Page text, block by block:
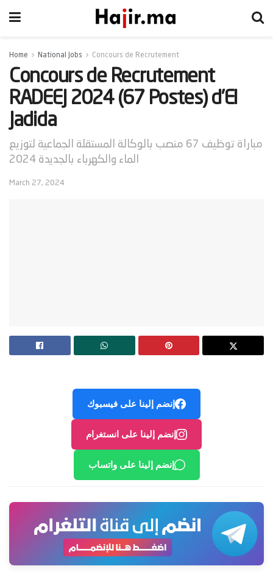
Home National Jobs Concours de Recrutement
Concours de Recrutement
RADEEJ 2024 (67 Postes) d’El
Jadida
مباراة توظيف 67 منصب بالوكالة المستقلة الجماعية لتوزيع
الماء والكهرباء بالجديدة 2024
March 27, 2024
إنضم إلينا على فيسبوك
إنضم إلينا على انستغرام
إنضم إلينا على واتساب